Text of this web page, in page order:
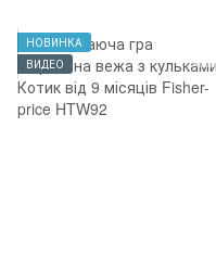
НОВИНКА
ВИДЕО